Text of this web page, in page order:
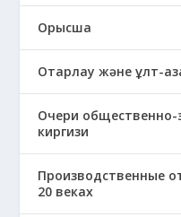
Орысша
Отарлау және ұлт-
Очери общественно-
киргизи
Производственные
20 веках